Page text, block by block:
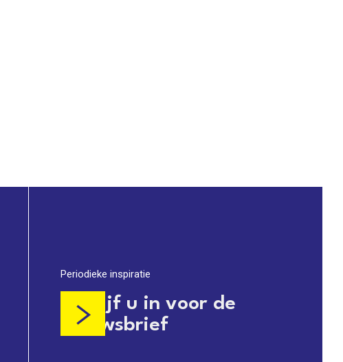
Periodieke inspiratie
Schrijf u in voor de
nieuwsbrief